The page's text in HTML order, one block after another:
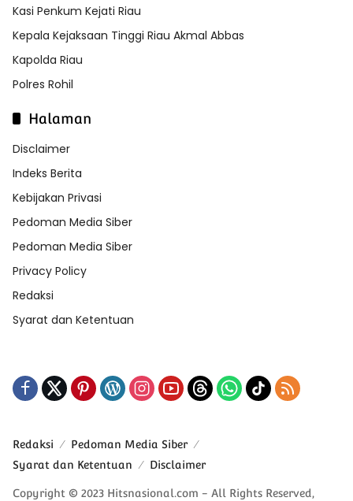
Kasi Penkum Kejati Riau
Kepala Kejaksaan Tinggi Riau Akmal Abbas
Kapolda Riau
Polres Rohil
Halaman
Disclaimer
Indeks Berita
Kebijakan Privasi
Pedoman Media Siber
Pedoman Media Siber
Privacy Policy
Redaksi
Syarat dan Ketentuan
Redaksi
Pedoman Media Siber
Syarat dan Ketentuan
Disclaimer
Copyright © 2023 Hitsnasional.com - All Rights Reserved,